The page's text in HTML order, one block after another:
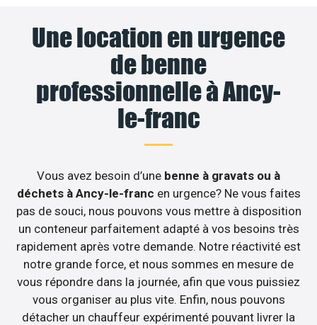
Une location en urgence
de benne
professionnelle à Ancy-
le-franc
Vous avez besoin d’une benne à gravats ou à
déchets à Ancy-le-franc en urgence? Ne vous faites
pas de souci, nous pouvons vous mettre à disposition
un conteneur parfaitement adapté à vos besoins très
rapidement après votre demande. Notre réactivité est
notre grande force, et nous sommes en mesure de
vous répondre dans la journée, afin que vous puissiez
vous organiser au plus vite. Enfin, nous pouvons
détacher un chauffeur expérimenté pouvant livrer la